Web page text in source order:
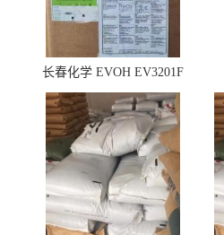
长春化学 EVOH EV3201F